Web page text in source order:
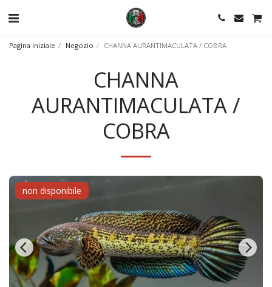
Pagina iniziale Negozio CHANNA AURANTIMACULATA / COBRA
CHANNA
AURANTIMACULATA /
COBRA
non disponibile